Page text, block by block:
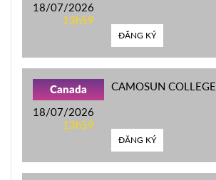
18/07/2026
13h59
ĐĂNG KÝ
Canada
18/07/2026
13h59
CAMOSUN COLLEGE
ĐĂNG KÝ